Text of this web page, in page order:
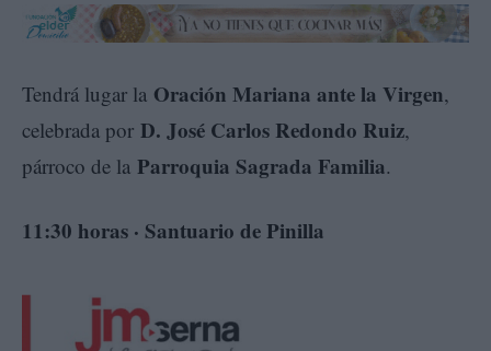
Tendrá lugar la Oración Mariana ante la Virgen,
celebrada por D. José Carlos Redondo Ruiz,
párroco de la Parroquia Sagrada Familia.
11:30 horas · Santuario de Pinilla